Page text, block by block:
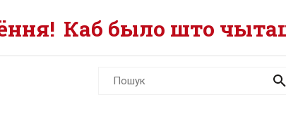
Каб было што